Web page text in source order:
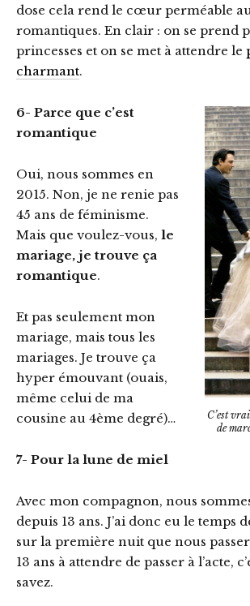
dose cela rend le cœur perméable
romantiques. En clair : on se prend
princesses et on se met à attendre le
charmant.
C’est
de
6- Parce que c’est
romantique
Oui, nous sommes en
2015. Non, je ne renie pas
45 ans de féminisme.
Mais que voulez-vous, le
mariage, je trouve ça
romantique.
Et pas seulement mon
mariage, mais tous les
mariages. Je trouve ça
hyper émouvant (ouais,
même celui de ma
cousine au 4ème degré)…
7- Pour la lune de miel
Avec mon compagnon, nous
depuis 13 ans. J’ai donc eu le temps
sur la première nuit que nous
13 ans à attendre de passer à l’acte,
savez.